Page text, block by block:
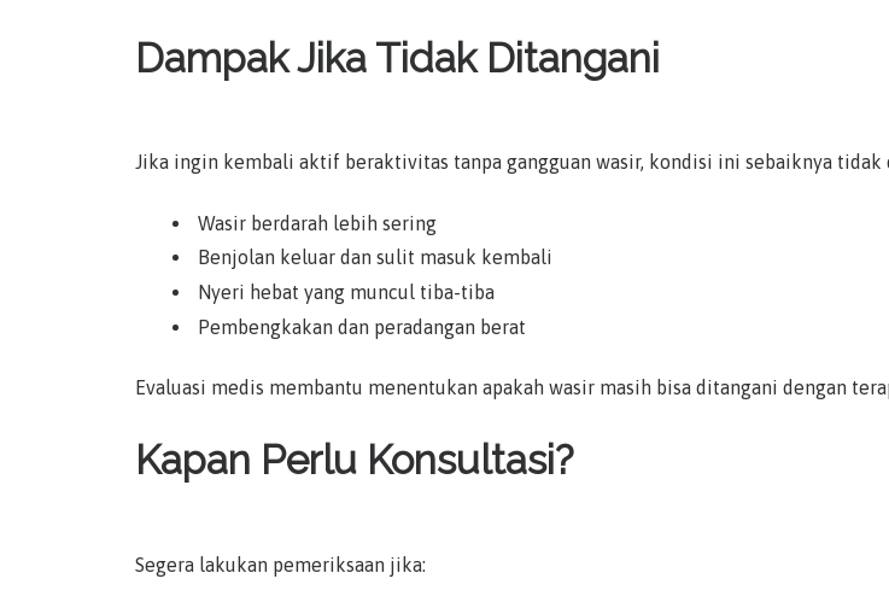
Dampak Jika Tidak Ditangani
Jika ingin kembali aktif beraktivitas tanpa gangguan wasir, kondisi ini sebaiknya
Wasir berdarah lebih sering
Benjolan keluar dan sulit masuk kembali
Nyeri hebat yang muncul tiba-tiba
Pembengkakan dan peradangan berat
Evaluasi medis membantu menentukan apakah wasir masih bisa ditangani dengan
Kapan Perlu Konsultasi?
Segera lakukan pemeriksaan jika: